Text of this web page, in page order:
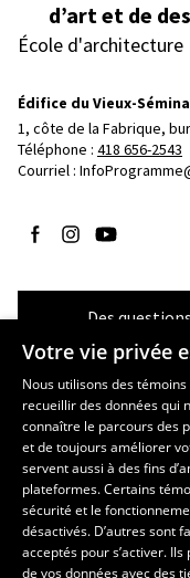
d’art et de
École d'architecture
Édifice du Vieux-
1, côte de la Fabrique,
Téléphone : 418 656-2543
Courriel :
Suivez-nous sur Facebook
Suivez-nous sur
Suivez-nous
Des
Les écoles et la
École d’art
École supérieure
régional
École de design
Centre de recherche en
Votre vie privée
Nous utilisons des
recueillir des données qui
connaître le parcours des
et de toujours améliorer
servent aussi à des fins
plateformes. Certains
sécurité et le
désactivés. D’autres sont
acceptés pour s’activer.
de vos données avec des